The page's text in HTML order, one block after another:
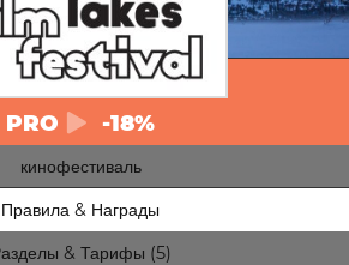
PRO -18%
кинофестиваль
Правила & Награды
& Тарифы (5)